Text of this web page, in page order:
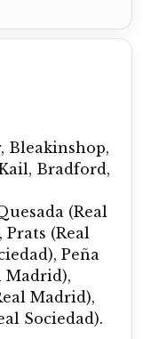
Bleakinshop,
Bradford,
(Real
Prats (Real
Peña
Madrid),
Madrid),
Sociedad).